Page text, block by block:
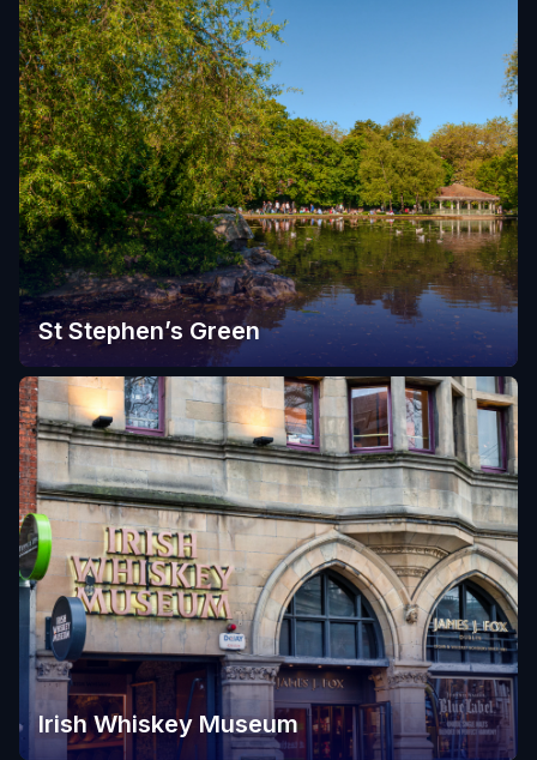
St Stephen’s Green
Irish Whiskey Museum